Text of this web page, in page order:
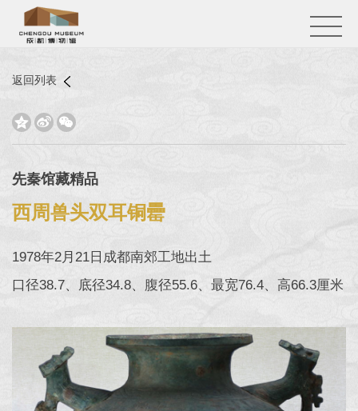
返回列表
  
先秦馆藏精品
西周兽头双耳铜罍
1978年2月21日成都南郊工地出土
口径38.7、底径34.8、腹径55.6、最宽76.4、高66.3厘米